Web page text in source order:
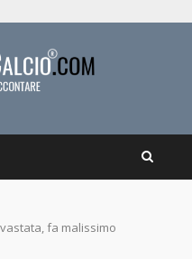
fa malissimo